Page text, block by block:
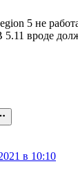
5 не
5.11 вроде
в 10:10